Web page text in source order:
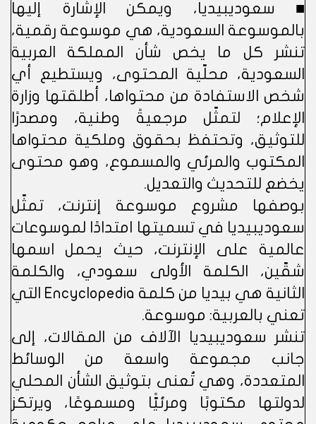
■ سعوديبيديا، ويمكن الإشارة إليها
بالموسوعة السعودية، هي موسوعة رقمية،
تنشر كل ما يخص شأن المملكة العربية
السعودية، محلّية المحتوى، ويستطيع أي
شخص الاستفادة من محتواها، أطلقتها وزارة
الإعلام؛ لتمثّل مرجعيةً وطنية، ومصدرًا
للتوثيق، وتحتفظ بحقوق وملكية محتواها
المكتوب والمرئي والمسموع، وهو محتوى
يخضع للتحديث والتعديل.
بوصفها مشروع موسوعة إنترنت، تمثّل
سعوديبيديا في تسميتها امتدادًا لموسوعات
عالمية على الإنترنت، حيث يحمل اسمها
شقّين، الكلمة الأولى سعودي، والكلمة
الثانية هي بيديا من كلمة Encyclopedia التي
تعني بالعربية: موسوعة.
تنشر سعوديبيديا الآلاف من المقالات، إلى
جانب مجموعة واسعة من الوسائط
المتعددة، وهي تُعنى بتوثيق الشأن المحلي
لدولتها مكتوبًا ومرئيًّا ومسموعًا، ويرتكز